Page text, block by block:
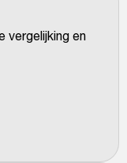
vergelijking en